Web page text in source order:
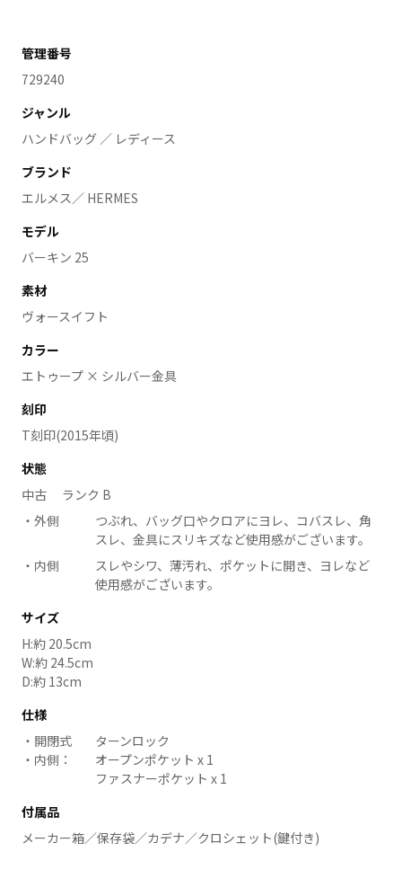
管理番号
729240
ジャンル
ハンドバッグ ／ レディース
ブランド
エルメス／ HERMES
モデル
バーキン 25
素材
ヴォースイフト
カラー
エトゥープ × シルバー金具
刻印
T刻印(2015年頃)
状態
中古 ランク B
外側
つぶれ、バッグ口やクロアにヨレ、コバスレ、角
スレ、金具にスリキズなど使用感がございます。
内側
スレやシワ、薄汚れ、ポケットに開き、ヨレなど
使用感がございます。
サイズ
H:約 20.5cm
W:約 24.5cm
D:約 13cm
仕様
開閉式
ターンロック
内側：
オープンポケット x 1
ファスナーポケット x 1
付属品
メーカー箱／保存袋／カデナ／クロシェット(鍵付き)